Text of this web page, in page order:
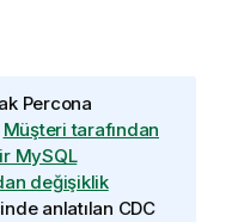
Percona
Müşteri tarafından
MySQL
değişiklik
anlatılan CDC